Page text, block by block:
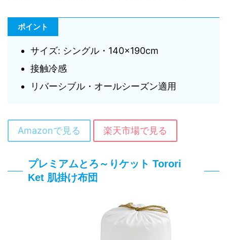
ポイント
サイズ: シングル・140×190cm
接触冷感
リバーシブル・オールシーズン適用
Amazonで見る 楽天市場で見る
プレミアムとろ～りケット Torori
Ket 肌掛け布団